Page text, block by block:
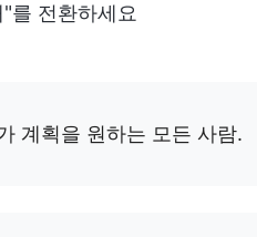
를 전환하세요
계획을 원하는 모든 사람.